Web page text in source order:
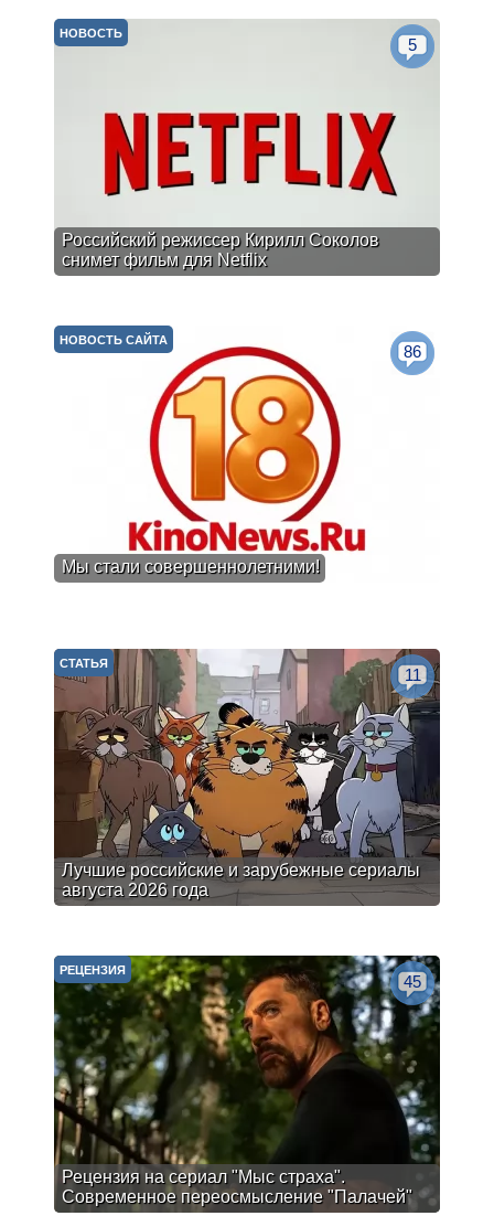
Российский режиссер Кирилл Соколов
снимет фильм для Netflix
НОВОСТЬ
5
Мы стали совершеннолетними!
НОВОСТЬ САЙТА
86
Лучшие российские и зарубежные сериалы
августа 2026 года
СТАТЬЯ
11
Рецензия на сериал "Мыс страха".
Современное переосмысление "Палачей"
РЕЦЕНЗИЯ
45